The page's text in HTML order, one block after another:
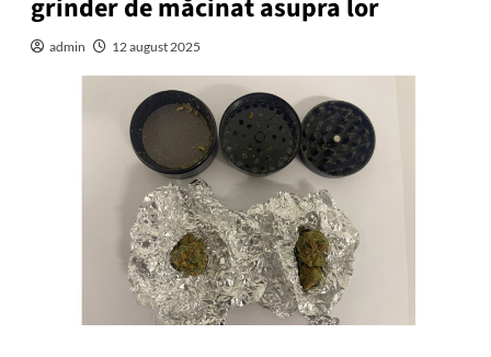
grinder de măcinat asupra lor
admin 12 august 2025